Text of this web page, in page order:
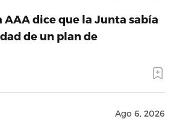
AAA dice que la Junta sabía
de un plan de
Ago 6, 2026